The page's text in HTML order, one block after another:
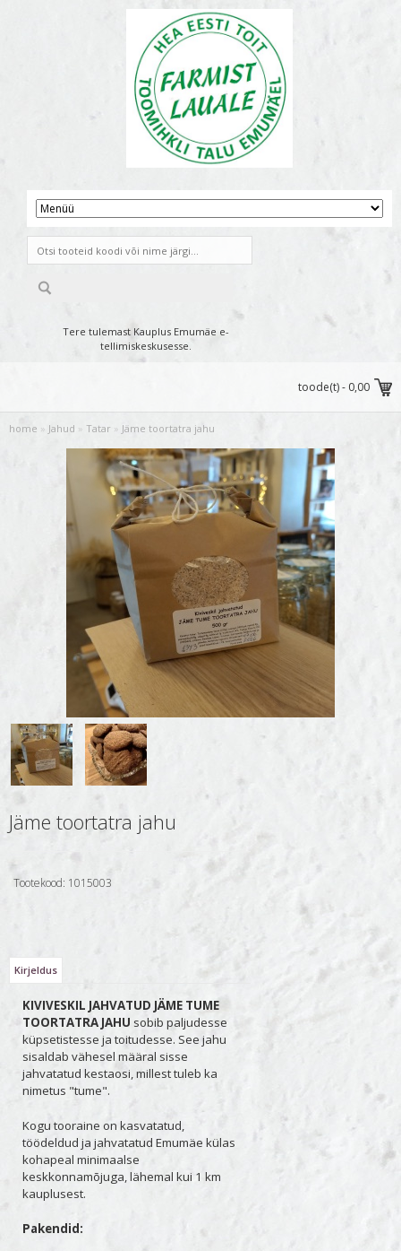
Tere tulemast Kauplus Emumäe e-
tellimiskeskusesse.
toode(t) - 0,00
home » Jahud » Tatar » Jäme toortatra jahu
Jäme toortatra jahu
Tootekood: 1015003
Kirjeldus
KIVIVESKIL JAHVATUD JÄME TUME
TOORTATRA JAHU sobib paljudesse
küpsetistesse ja toitudesse. See jahu
sisaldab vähesel määral sisse
jahvatatud kestaosi, millest tuleb ka
nimetus "tume".
Kogu tooraine on kasvatatud,
töödeldud ja jahvatatud Emumäe külas
kohapeal minimaalse
keskkonnamõjuga, lähemal kui 1 km
kauplusest.
Pakendid: